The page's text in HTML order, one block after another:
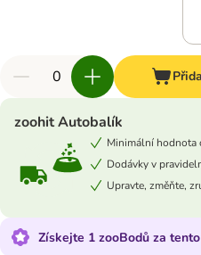
zoohit Autobalík
Minimální hodnota
Dodávky v
Upravte, změňte,
Získejte 1 zooBodů za